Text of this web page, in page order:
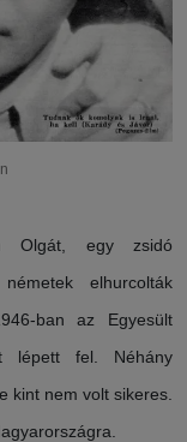
Olgát, egy zsidó
elhurcolták
ban az Egyesült
lépett fel. Néhány
kint nem volt sikeres.